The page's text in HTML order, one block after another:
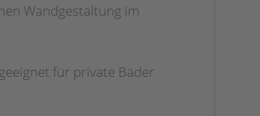
Wandgestaltung im
für private Bäder